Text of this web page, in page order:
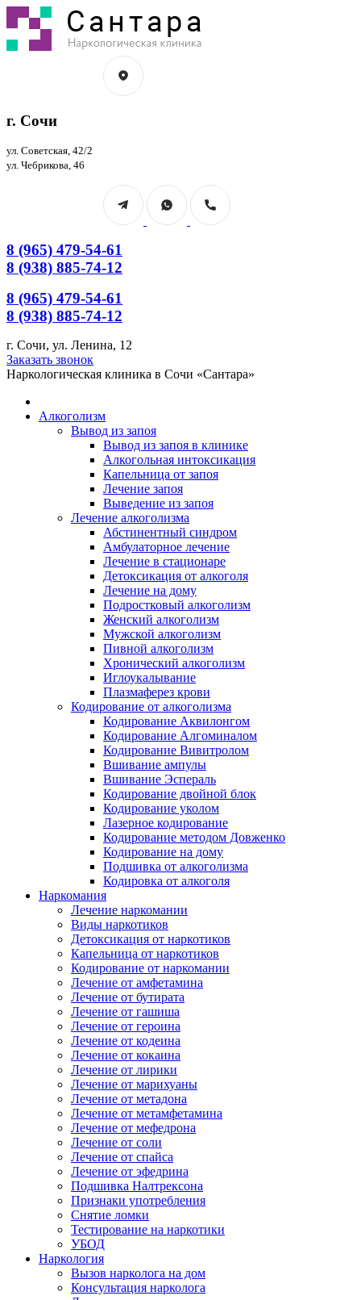
к
содержанию
г. Сочи
ул. Советская, 42/2
ул. Чебрикова, 46
8 (965) 479-54-61
8 (938) 885-74-12
8 (965) 479-54-61
8 (938) 885-74-12
г. Сочи, ул. Ленина, 12
Страница
Telegram
новом
Страница
WhatsApp
новом
Заказать звонок
Наркологическая клиника в Сочи «Сантара»
Алкоголизм
Вывод из запоя
Вывод из запоя в клинике
Алкогольная интоксикация
Капельница от запоя
Лечение запоя
Выведение из запоя
Лечение алкоголизма
Абстинентный синдром
Амбулаторное лечение
Лечение в стационаре
Детоксикация от алкоголя
Лечение на дому
Подростковый алкоголизм
Женский алкоголизм
Мужской алкоголизм
Пивной алкоголизм
Хронический алкоголизм
Иглоукалывание
Плазмаферез крови
Кодирование от алкоголизма
Кодирование Аквилонгом
Кодирование Алгоминалом
Кодирование Вивитролом
Вшивание ампулы
Вшивание Эспераль
Кодирование двойной блок
Кодирование уколом
Лазерное кодирование
Кодирование методом Довженко
Кодирование на дому
Подшивка от алкоголизма
Кодировка от алкоголя
Наркомания
Лечение наркомании
Виды наркотиков
Детоксикация от наркотиков
Капельница от наркотиков
Кодирование от наркомании
Лечение от амфетамина
Лечение от бутирата
Лечение от гашиша
Лечение от героина
Лечение от кодеина
Лечение от кокаина
Лечение от лирики
Лечение от марихуаны
Лечение от метадона
Лечение от метамфетамина
Лечение от мефедрона
Лечение от соли
Лечение от спайса
Лечение от эфедрина
Подшивка Налтрексона
Признаки употребления
Снятие ломки
Тестирование на наркотики
УБОД
Наркология
Вызов нарколога на дом
Консультация нарколога